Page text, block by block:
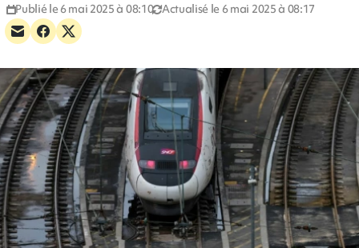
Publié le 6 mai 2025 à 08:10 Actualisé le 6 mai 2025 à 08:17